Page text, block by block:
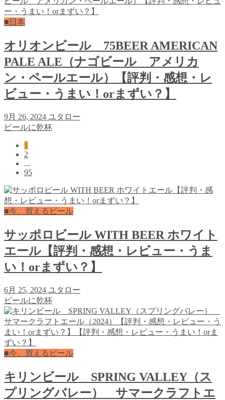
■日本
オリオンビール 75BEER AMERICAN
PALE ALE（ナゴビール アメリカ
ン・ペールエール）【評判・感想・レ
ビュー・うまい！orまずい？】
9月 26, 2024 ユタロー
ビールに乾杯
1
2
...
95
■今、買えるビール
サッポロビール WITH BEER ホワイト
エール【評判・感想・レビュー・うま
い！orまずい？】
6月 25, 2024 ユタロー
ビールに乾杯
■今、買えるビール
キリンビール SPRING VALLEY（ス
プリングバレー） サマークラフトエ